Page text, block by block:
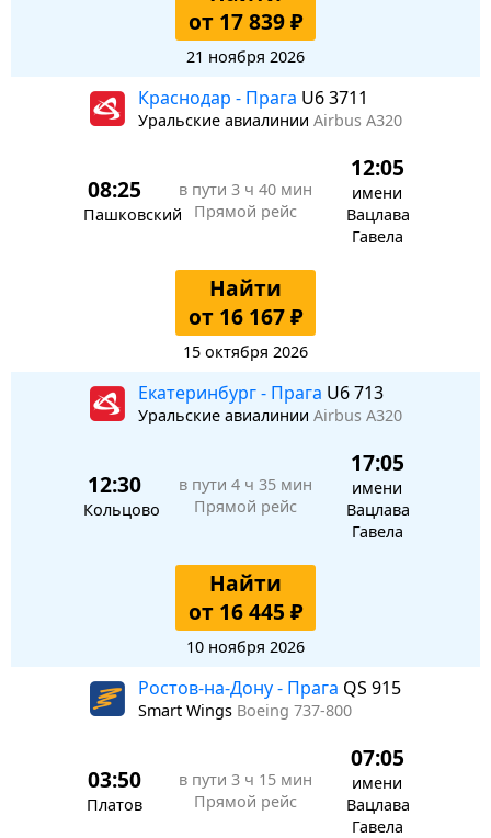
от 17 839 ₽
21 ноября 2026
Краснодар - Прага U6 3711
Уральские авиалинии Airbus A320
08:25
Пашковский
в пути 3 ч 40 мин
Прямой рейс
12:05
имени
Вацлава
Гавела
Найти
от 16 167 ₽
15 октября 2026
Екатеринбург - Прага U6 713
Уральские авиалинии Airbus A320
12:30
Кольцово
в пути 4 ч 35 мин
Прямой рейс
17:05
имени
Вацлава
Гавела
Найти
от 16 445 ₽
10 ноября 2026
Ростов-на-Дону - Прага QS 915
Smart Wings Boeing 737-800
03:50
Платов
в пути 3 ч 15 мин
Прямой рейс
07:05
имени
Вацлава
Гавела